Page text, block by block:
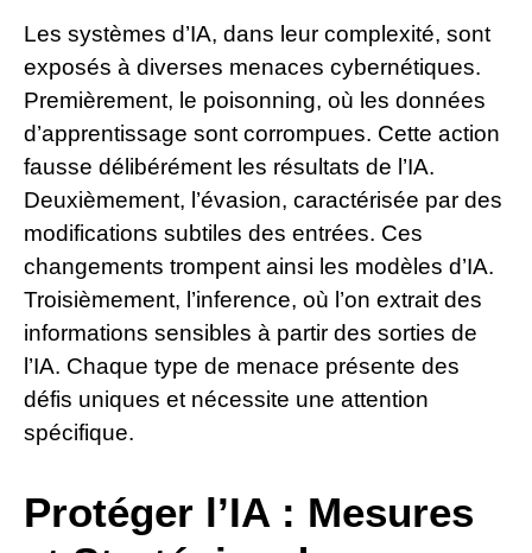
Les systèmes d’IA, dans leur complexité, sont
exposés à diverses menaces cybernétiques.
Premièrement, le poisonning, où les données
d’apprentissage sont corrompues. Cette action
fausse délibérément les résultats de l’IA.
Deuxièmement, l’évasion, caractérisée par des
modifications subtiles des entrées. Ces
changements trompent ainsi les modèles d’IA.
Troisièmement, l’inference, où l’on extrait des
informations sensibles à partir des sorties de
l’IA. Chaque type de menace présente des
défis uniques et nécessite une attention
spécifique.
Protéger l’IA : Mesures